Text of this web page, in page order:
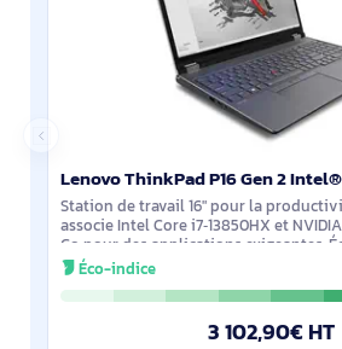
Station de travail 16" pour la
associe Intel Core i7‑13850HX et
Go pour des applications exigeantes.
2560×1600 IPS antireflet, 500 nits,
Éco-indice
3 102,90€ HT